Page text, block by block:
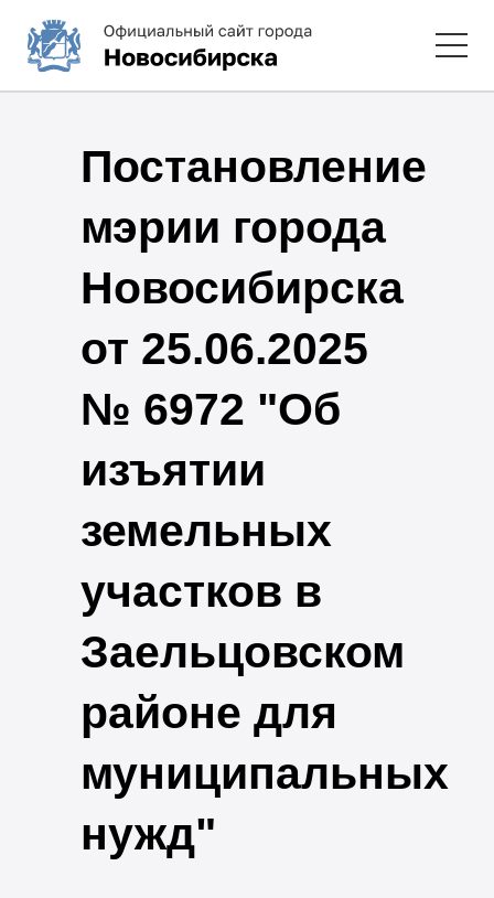
Постановление
мэрии города
Новосибирска
от 25.06.2025
№ 6972 "Об
изъятии
земельных
участков в
Заельцовском
районе для
муниципальных
нужд"